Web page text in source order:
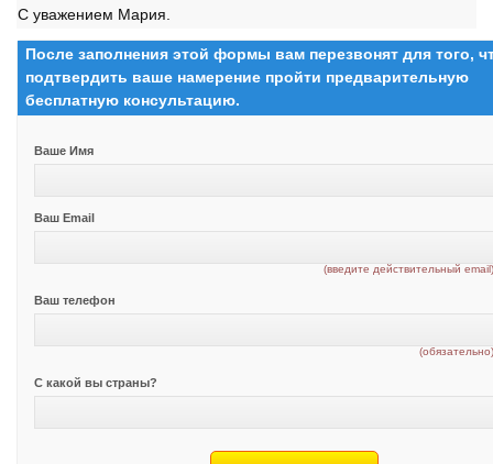
С уважением Мария.
После заполнения этой формы вам перезвонят для того,
подтвердить ваше намерение пройти предварительную
бесплатную консультацию.
Ваше Имя
Ваш Email
(введите действительный
Ваш телефон
С какой вы страны?